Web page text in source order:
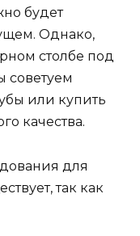
будет
Однако,
столбе под
советуем
или купить
качества.
для
так как